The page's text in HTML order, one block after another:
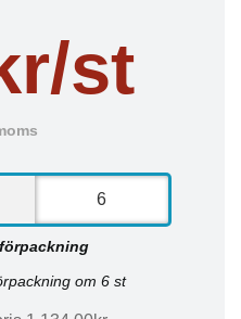
st
om 6 st